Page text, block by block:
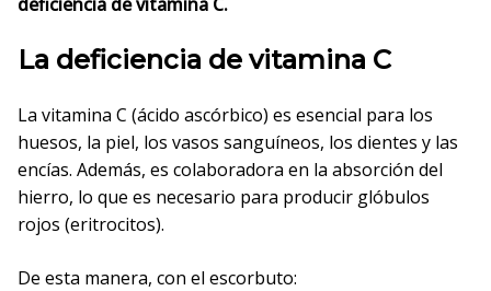
La deficiencia de vitamina C
La vitamina C (ácido ascórbico) es esencial para los
huesos, la piel, los vasos sanguíneos, los dientes y las
encías. Además, es colaboradora en la absorción del
hierro, lo que es necesario para producir glóbulos
rojos (eritrocitos).
De esta manera, con el escorbuto: